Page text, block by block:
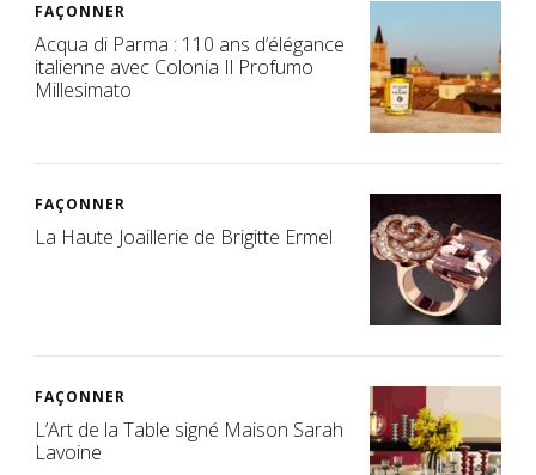
FAÇONNER
Acqua di Parma : 110 ans d’élégance
italienne avec Colonia Il Profumo
Millesimato
FAÇONNER
La Haute Joaillerie de Brigitte Ermel
FAÇONNER
L’Art de la Table signé Maison Sarah
Lavoine